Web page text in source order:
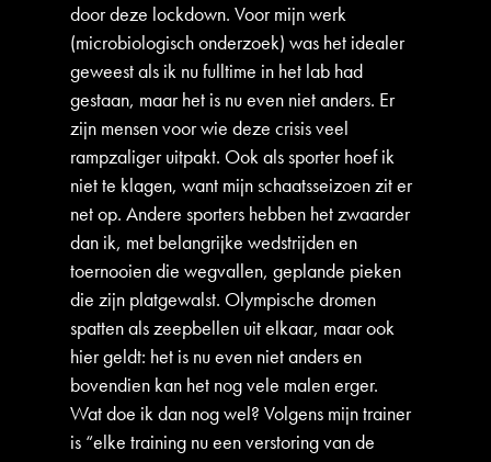
door deze lockdown. Voor mijn werk
(microbiologisch onderzoek) was het idealer
geweest als ik nu fulltime in het lab had
gestaan, maar het is nu even niet anders. Er
zijn mensen voor wie deze crisis veel
rampzaliger uitpakt. Ook als sporter hoef ik
niet te klagen, want mijn schaatsseizoen zit er
net op. Andere sporters hebben het zwaarder
dan ik, met belangrijke wedstrijden en
toernooien die wegvallen, geplande pieken
die zijn platgewalst. Olympische dromen
spatten als zeepbellen uit elkaar, maar ook
hier geldt: het is nu even niet anders en
bovendien kan het nog vele malen erger.
Wat doe ik dan nog wel? Volgens mijn trainer
is “elke training nu een verstoring van de